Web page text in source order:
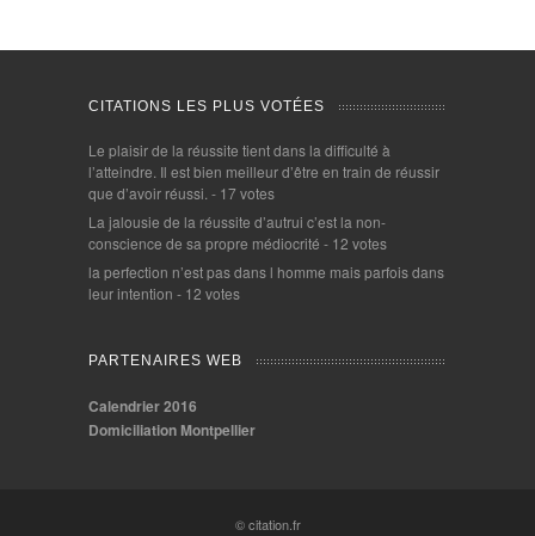
CITATIONS LES PLUS VOTÉES
Le plaisir de la réussite tient dans la difficulté à
l’atteindre. Il est bien meilleur d’être en train de réussir
que d’avoir réussi. - 17 votes
La jalousie de la réussite d’autrui c’est la non-
conscience de sa propre médiocrité - 12 votes
la perfection n’est pas dans l homme mais parfois dans
leur intention - 12 votes
PARTENAIRES WEB
Calendrier 2016
Domiciliation Montpellier
© citation.fr